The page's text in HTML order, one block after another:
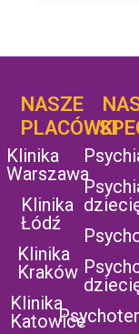
NASZE
PLACÓWKI
Klinika
Warszawa
Klinika
Łódź
Klinika
Kraków
Klinika
Katowice